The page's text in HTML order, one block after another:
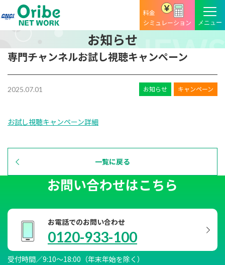
料金
シミュレーション
お知らせ
専門チャンネルお試し視聴キャンペーン
2025.07.01 お知らせ キャンペーン
お試し視聴キャンペーン詳細
一覧に戻る
お問い合わせはこちら
お電話でのお問い合わせ
0120-933-100
受付時間／9:10～18:00（年末年始を除く）